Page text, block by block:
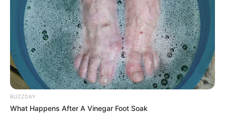
BUZZDAY
What Happens After A Vinegar Foot Soak